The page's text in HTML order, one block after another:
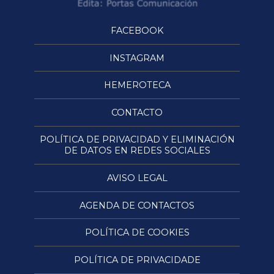
FACEBOOK
INSTAGRAM
HEMEROTECA
CONTACTO
POLÍTICA DE PRIVACIDAD Y ELIMINACIÓN
DE DATOS EN REDES SOCIALES
AVISO LEGAL
AGENDA DE CONTACTOS
POLÍTICA DE COOKIES
POLÍTICA DE PRIVACIDADE